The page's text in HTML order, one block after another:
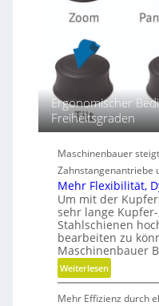
e
r
n
e
n
i
o
n
e
n
Ergonomischer
Freiheitsgraden
Maschinenbauer
Zahnstangenantriebe
Mehr Flexibilität,
Um mit der
sehr lange
Stahlschienen
bearbeiten zu
Maschinenbauer
Weiterlesen:
M
e
Mehr Effizienz durch